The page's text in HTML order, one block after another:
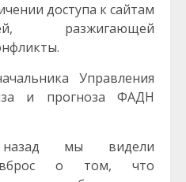
доступа к сайтам
разжигающей
Управления
и прогноза ФАДН
мы видели
вброс о том, что